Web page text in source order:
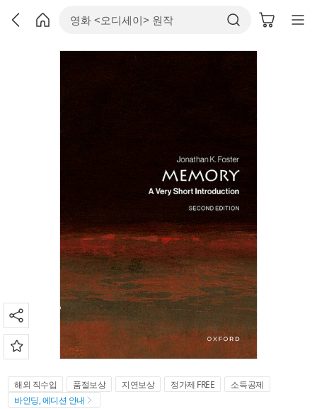
해외 직수입 품절보상 지연보상 정가제 FREE
소득공제
바인딩, 에디션 안내